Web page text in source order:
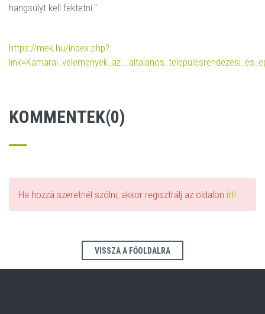
hangsúlyt kell fektetni."
https://mek.hu/index.php?
KOMMENTEK(0)
Ha hozzá szeretnél szólni, akkor regisztrálj az oldalon itt!
VISSZA A FŐOLDALRA